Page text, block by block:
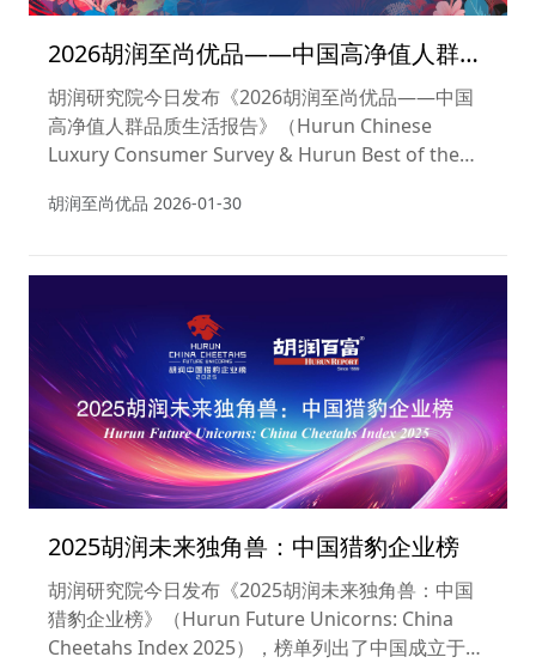
2026胡润至尚优品——中国高净值人群品
质生活报告
胡润研究院今日发布《2026胡润至尚优品——中国
高净值人群品质生活报告》（Hurun Chinese
Luxury Consumer Survey & Hurun Best of the
告）。这是胡润研究院连续第22年发布此报告，旨
牌认知的转变与偏好，力图对中国高净值人群的生活
向高净值人群品牌的ISO。
胡润至尚优品 2026-01-30
2025胡润未来独角兽：中国猎豹企业榜
胡润研究院今日发布《2025胡润未来独角兽：中国
猎豹企业榜》（Hurun Future Unicorns: China
Cheetahs Index 2025），榜单列出了中国成立于